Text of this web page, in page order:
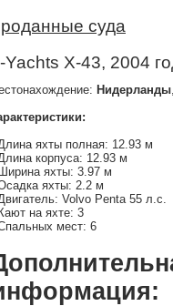
суда
Yachts X-43, 2004
Нидерланды
яхты полная: 12.93 м
корпуса: 12.93 м
яхты: 3.97 м
яхты: 2.2 м
Volvo Penta 55 л.с.
на яхте: 3
мест: 6